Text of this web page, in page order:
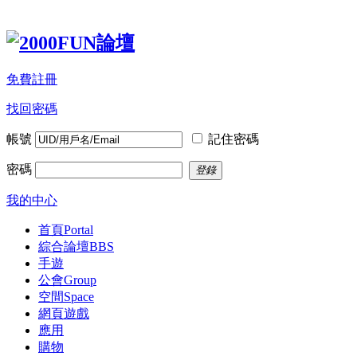
免費註冊
找回密碼
帳號 記住密碼
密碼 登錄
我的中心
首頁Portal
綜合論壇BBS
手遊
公會Group
空間Space
網頁遊戲
應用
購物